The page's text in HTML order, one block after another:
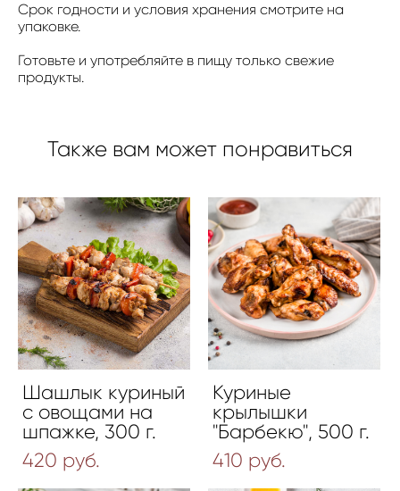
Срок годности и условия хранения смотрите на
упаковке.
Готовьте и употребляйте в пищу только свежие
продукты.
Также вам может понравиться
Шашлык куриный
с овощами на
шпажке, 300 г.
420 pуб.
Куриные
крылышки
"Барбекю", 500 г.
410 pуб.